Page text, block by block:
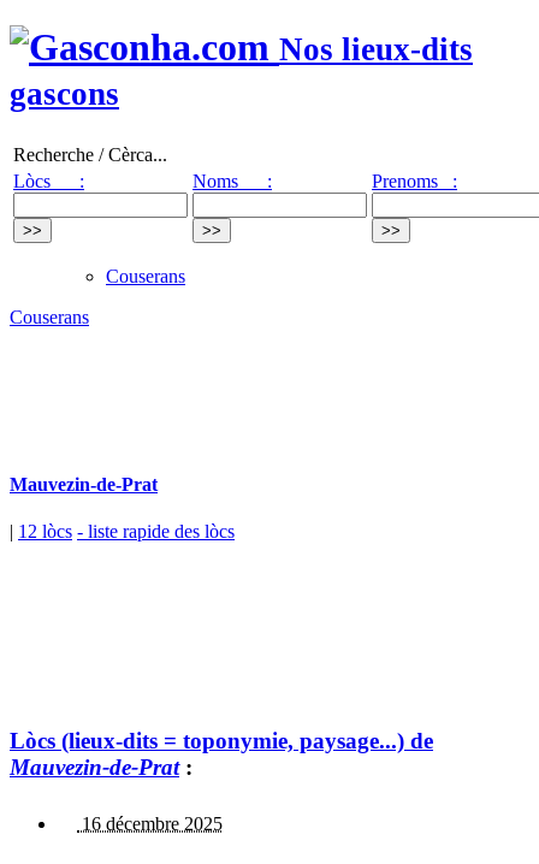
Nos lieux-dits
gascons
Recherche / Cèrca...
Lòcs :
Noms : Prenoms :
Couserans
Couserans
Mauvezin-de-Prat
| 12 lòcs - liste rapide des lòcs
Lòcs (lieux-dits = toponymie, paysage...) de
Mauvezin-de-Prat:
16 décembre 2025